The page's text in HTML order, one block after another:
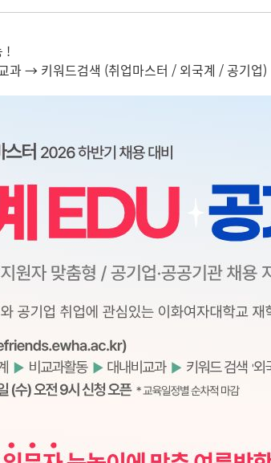
!
→ 키워드검색 (취업마스터 / 외국계 / 공기업)